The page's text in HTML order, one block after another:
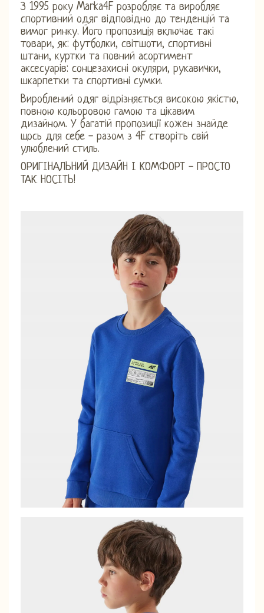
З 1995 року Marka4F розробляє та виробляє
спортивний одяг відповідно до тенденцій та
вимог ринку. Його пропозиція включає такі
товари, як: футболки, світшоти, спортивні
штани, куртки та повний асортимент
аксесуарів: сонцезахисні окуляри, рукавички,
шкарпетки та спортивні сумки.
Вироблений одяг відрізняється високою якістю,
повною кольоровою гамою та цікавим
дизайном. У багатій пропозиції кожен знайде
щось для себе - разом з 4F створіть свій
улюблений стиль.
ОРИГІНАЛЬНИЙ ДИЗАЙН І КОМФОРТ - ПРОСТО
ТАК НОСІТЬ!